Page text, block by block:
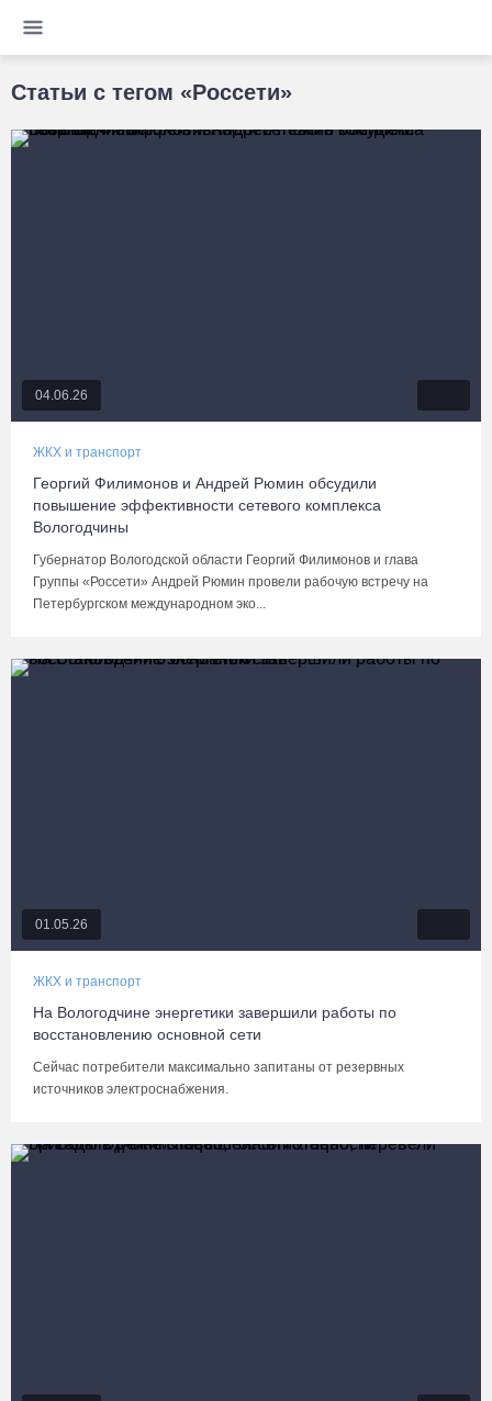
Статьи с тегом «Россети»
04.06.26
ЖКХ и транспорт
Георгий Филимонов и Андрей Рюмин обсудили
повышение эффективности сетевого комплекса
Вологодчины
Губернатор Вологодской области Георгий Филимонов и глава
Группы «Россети» Андрей Рюмин провели рабочую встречу на
Петербургском международном эко...
01.05.26
ЖКХ и транспорт
На Вологодчине энергетики завершили работы по
восстановлению основной сети
Сейчас потребители максимально запитаны от резервных
источников электроснабжения.